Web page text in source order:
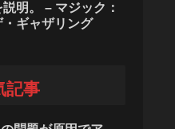
明。 – マジック：
・ギャザリング
記事